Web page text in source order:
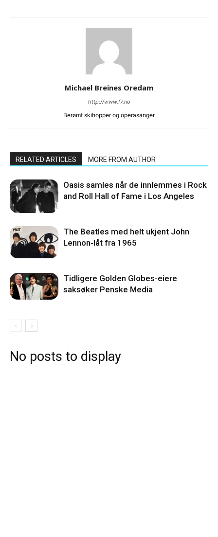
Michael Breines Oredam
http://www.f7.no
Berømt skihopper og operasanger
RELATED ARTICLES MORE FROM AUTHOR
Oasis samles når de innlemmes i Rock
and Roll Hall of Fame i Los Angeles
The Beatles med helt ukjent John
Lennon-låt fra 1965
Tidligere Golden Globes-eiere
saksøker Penske Media
No posts to display